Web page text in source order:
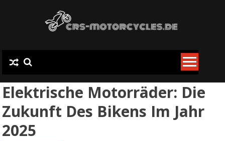
Elektrische Motorräder: Die
Zukunft Des Bikens Im Jahr
2025